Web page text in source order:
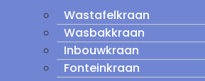
Wastafelkraan
Wasbakkraan
Inbouwkraan
Fonteinkraan